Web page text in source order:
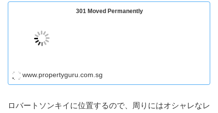
301 Moved Permanently
www.propertyguru.com.sg
ロバートソンキイに位置するので、周りにはオシャレなレ